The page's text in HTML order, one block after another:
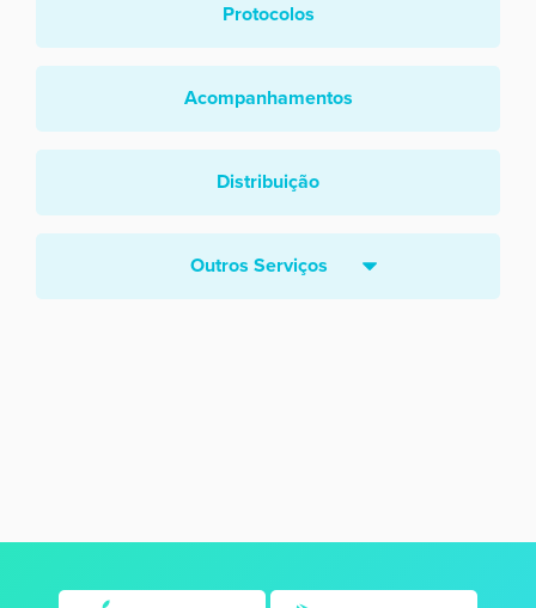
Protocolos
Acompanhamentos
Distribuição
Outros Serviços